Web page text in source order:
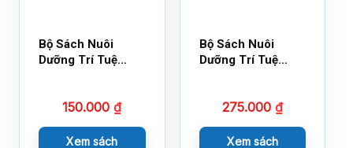
Bộ Sách Nuôi
Dưỡng Trí Tuệ
150.000₫
Xem sách
Bộ Sách Nuôi
Dưỡng Trí Tuệ
275.000 ₫
Xem sách